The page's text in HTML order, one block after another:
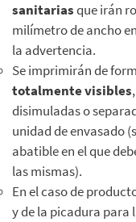
sanitariasque irán
milímetro de ancho
la advertencia.
Se imprimirán de
totalmente visibles
disimuladas o
unidad de envasado
abatible en el que
las mismas).
En el caso de
y de la picadura para